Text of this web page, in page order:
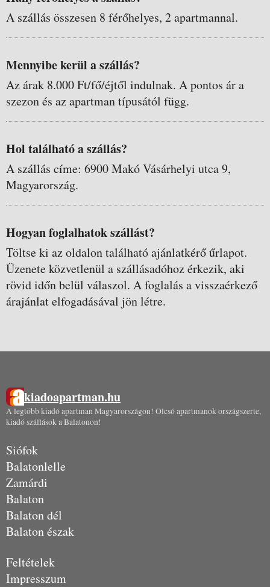
A szállás összesen 8 férőhelyes, 2 apartmannal.
Mennyibe kerül a szállás?
Az árak 8.000 Ft/fő/éjtől indulnak. A pontos ár a
szezon és az apartman típusától függ.
Hol található a szállás?
A szállás címe: 6900 Makó Vásárhelyi utca 9,
Magyarország.
Hogyan foglalhatok szállást?
Töltse ki az oldalon található ajánlatkérő űrlapot.
Üzenete közvetlenül a szállásadóhoz érkezik, aki
rövid időn belül válaszol. A foglalás a visszaérkező
árajánlat elfogadásával jön létre.
kiadoapartman.hu
A legtöbb kiadó apartman Magyarországon! Olcsó apartmanok országszerte,
kiadó szállások a Balatonon!
Siófok
Balatonlelle
Zamárdi
Balaton
Balaton dél
Balaton észak
Feltételek
Impresszum